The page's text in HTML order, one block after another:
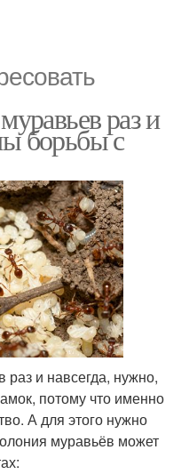
раз и
борьбы с
раз и навсегда, нужно,
потому что именно
А для этого нужно
муравьёв может